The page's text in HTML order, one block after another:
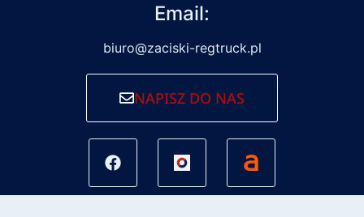
Email:
biuro@zaciski-regtruck.pl
NAPISZ DO NAS